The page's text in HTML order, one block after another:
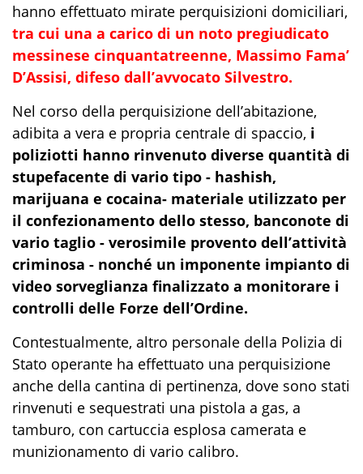
hanno effettuato mirate perquisizioni domiciliari,
tra cui una a carico di un noto pregiudicato
messinese cinquantatreenne, Massimo Fama’
D’Assisi, difeso dall’avvocato Silvestro.
Nel corso della perquisizione dell’abitazione,
adibita a vera e propria centrale di spaccio, i
poliziotti hanno rinvenuto diverse quantità di
stupefacente di vario tipo - hashish,
marijuana e cocaina- materiale utilizzato per
il confezionamento dello stesso, banconote di
vario taglio - verosimile provento dell’attività
criminosa - nonché un imponente impianto di
video sorveglianza finalizzato a monitorare i
controlli delle Forze dell’Ordine.
Contestualmente, altro personale della Polizia di
Stato operante ha effettuato una perquisizione
anche della cantina di pertinenza, dove sono stati
rinvenuti e sequestrati una pistola a gas, a
tamburo, con cartuccia esplosa camerata e
munizionamento di vario calibro.